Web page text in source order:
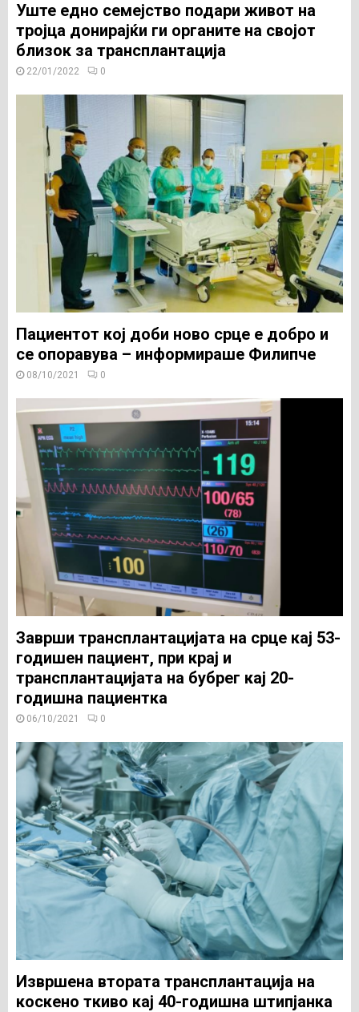
Уште едно семејство подари живот на
тројца донирајќи ги органите на својот
близок за трансплантација
22/01/2022 0
Пациентот кој доби ново срце е добро и
се опоравува – информираше Филипче
08/10/2021 0
Заврши трансплантацијата на срце кај 53-
годишен пациент, при крај и
трансплантацијата на бубрег кај 20-
годишна пациентка
06/10/2021 0
Извршена втората трансплантација на
коскено ткиво кај 40-годишна штипјанка